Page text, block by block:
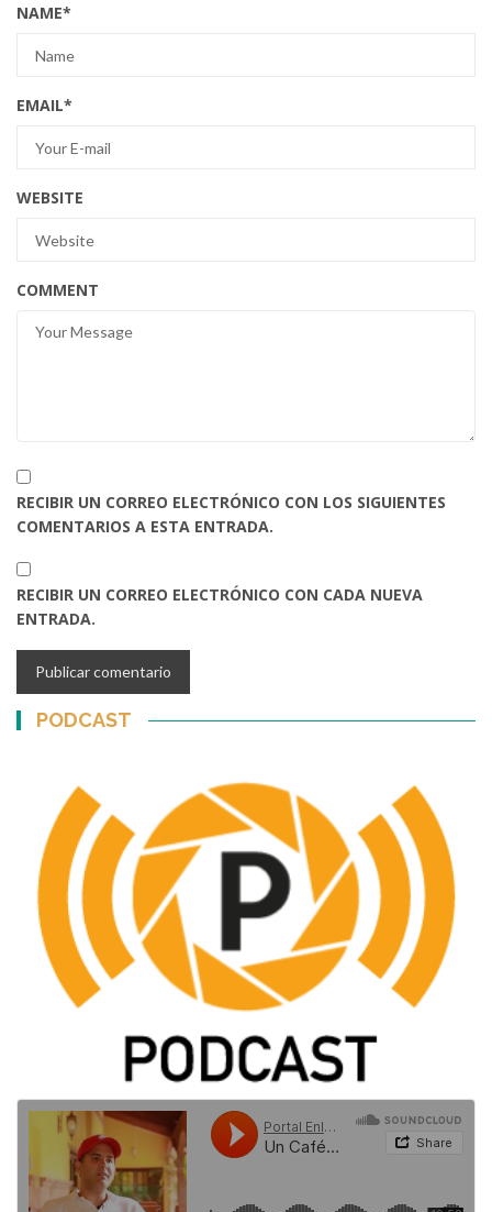
NAME*
EMAIL*
WEBSITE
COMMENT
RECIBIR UN CORREO ELECTRÓNICO CON LOS SIGUIENTES
COMENTARIOS A ESTA ENTRADA.
RECIBIR UN CORREO ELECTRÓNICO CON CADA NUEVA
ENTRADA.
PODCAST